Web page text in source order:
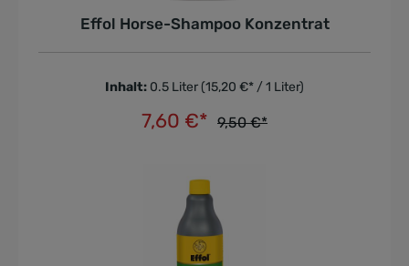
Effol Horse-Shampoo Konzentrat
Inhalt: 0.5 Liter (15,20 €* / 1 Liter)
7,60 €* 9,50 €*
In den Warenkorb